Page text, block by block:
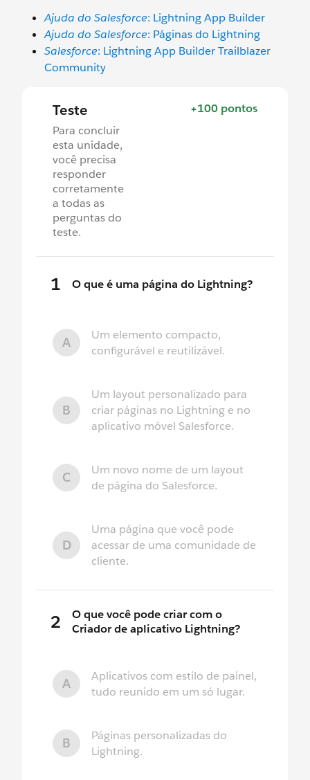
Ajuda do Salesforce: Lightning App Builder
Ajuda do Salesforce: Páginas do Lightning
Salesforce: Lightning App Builder Trailblazer
Community